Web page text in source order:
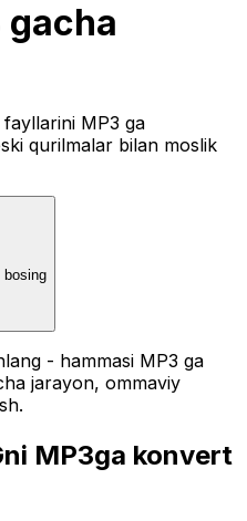
gacha
MP3 ga
qurilmalar bilan moslik
bosing
- hammasi MP3 ga
jarayon, ommaviy
MP3ga konvert